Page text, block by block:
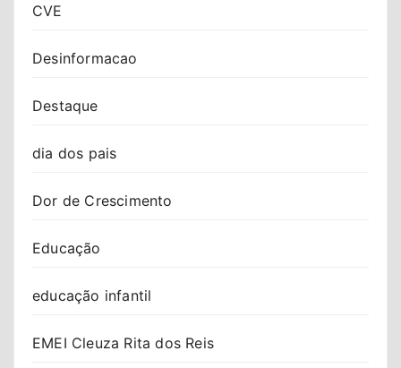
CVE
Desinformacao
Destaque
dia dos pais
Dor de Crescimento
Educação
educação infantil
EMEI Cleuza Rita dos Reis